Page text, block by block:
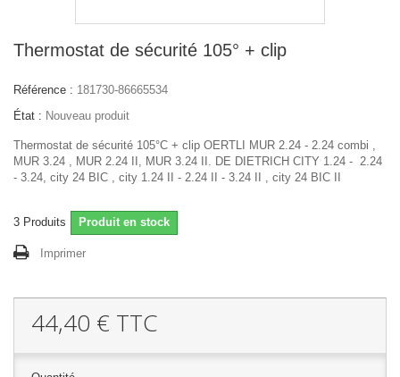
Thermostat de sécurité 105° + clip
Référence : 181730-86665534
État : Nouveau produit
Thermostat de sécurité 105°C + clip OERTLI MUR 2.24 - 2.24 combi ,
MUR 3.24 , MUR 2.24 II, MUR 3.24 II. DE DIETRICH CITY 1.24 - 2.24
- 3.24, city 24 BIC , city 1.24 II - 2.24 II - 3.24 II , city 24 BIC II
3 Produits Produit en stock
Imprimer
44,40 € TTC